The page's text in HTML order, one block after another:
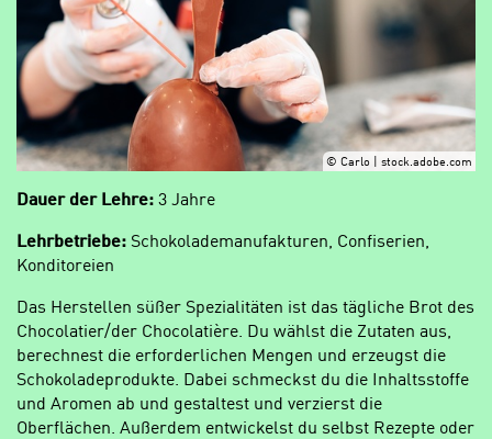
© Carlo | stock.adobe.com
Dauer der Lehre: 3 Jahre
Lehrbetriebe: Schokolademanufakturen, Confiserien,
Konditoreien
Das Herstellen süßer Spezialitäten ist das tägliche Brot des
Chocolatier/der Chocolatière. Du wählst die Zutaten aus,
berechnest die erforderlichen Mengen und erzeugst die
Schokoladeprodukte. Dabei schmeckst du die Inhaltsstoffe
und Aromen ab und gestaltest und verzierst die
Oberflächen. Außerdem entwickelst du selbst Rezepte oder